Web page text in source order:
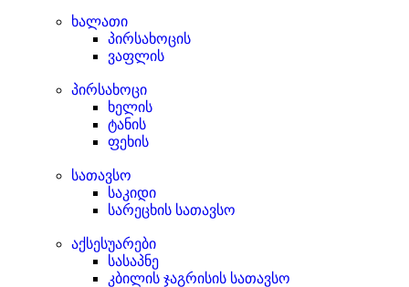
ხალათი
პირსახოცის
ვაფლის
პირსახოცი
ხელის
ტანის
ფეხის
სათავსო
საკიდი
სარეცხის სათავსო
აქსესუარები
სასაპნე
კბილის ჯაგრისის სათავსო